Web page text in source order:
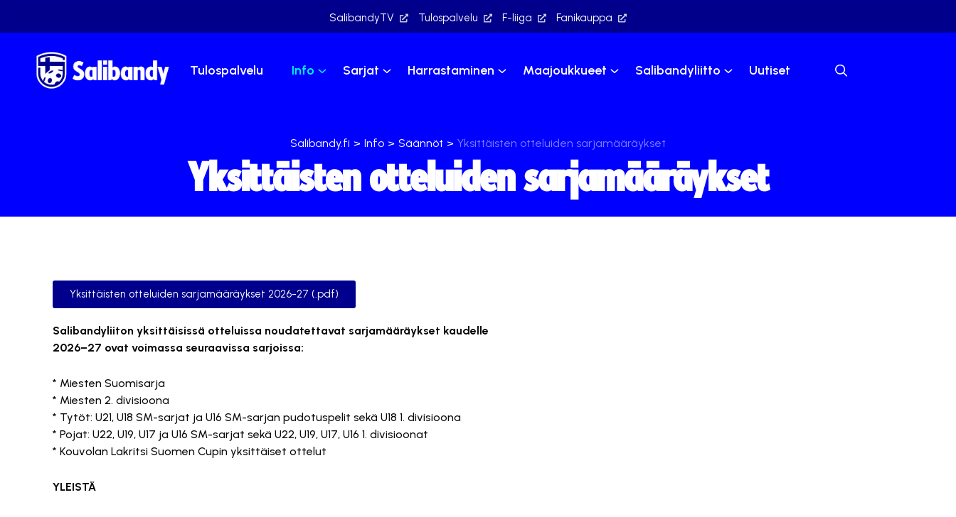
SalibandyTV Tulospalvelu F-liiga Fanikauppa
Tulospalvelu Info Sarjat Harrastaminen Maajoukkueet Salibandyliitto Uutiset
Salibandy.fi > Info > Säännöt > Yksittäisten otteluiden sarjamääräykset
Yksittäisten otteluiden sarjamääräykset
Yksittäisten otteluiden sarjamääräykset 2026-27 (.pdf)
Salibandyliiton yksittäisissä otteluissa noudatettavat sarjamääräykset kaudelle
2026–27 ovat voimassa seuraavissa sarjoissa:
* Miesten Suomisarja
* Miesten 2. divisioona
* Tytöt: U21, U18 SM-sarjat ja U16 SM-sarjan pudotuspelit sekä U18 1. divisioona
* Pojat: U22, U19, U17 ja U16 SM-sarjat sekä U22, U19, U17, U16 1. divisioonat
* Kouvolan Lakritsi Suomen Cupin yksittäiset ottelut
YLEISTÄ